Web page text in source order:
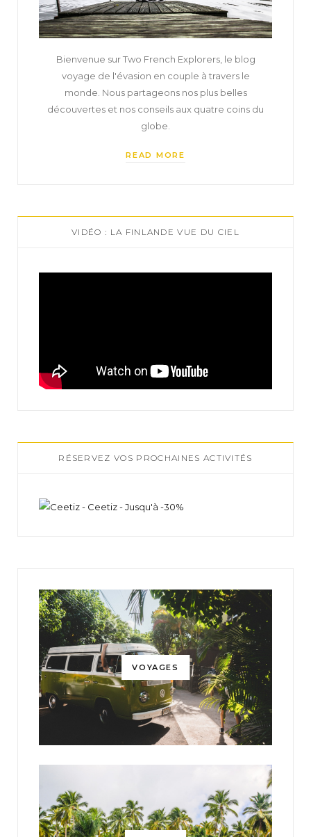
Bienvenue sur Two French Explorers, le blog
voyage de l'évasion en couple à travers le
monde. Nous partageons nos plus belles
découvertes et nos conseils aux quatre coins du
globe.
READ MORE
VIDÉO : LA FINLANDE VUE DU CIEL
RÉSERVEZ VOS PROCHAINES ACTIVITÉS
VOYAGES